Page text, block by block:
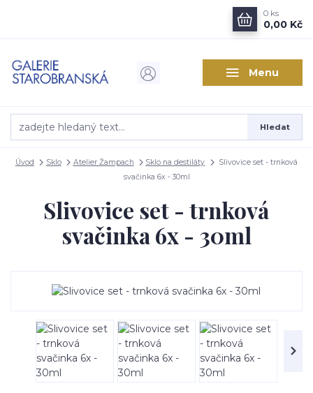
Menu
Hledat
0 ks
0,00 Kč
Úvod Sklo Atelier Žampach Sklo na destiláty
Slivovice set - trnková
svačinka 6x - 30ml
Slivovice set - trnková
svačinka 6x - 30ml